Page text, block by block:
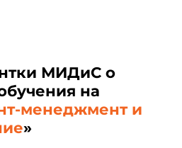
МИДиС о
на
менеджмент и
»